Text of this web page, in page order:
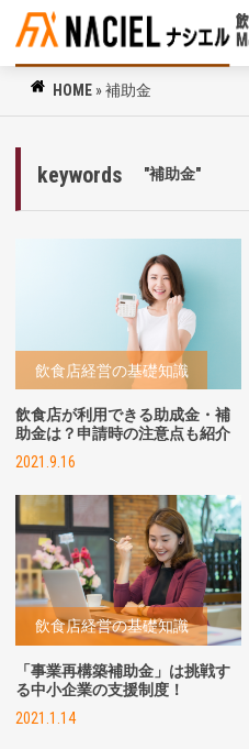
HOME »補助金
keywords "補助金"
飲食店経営の基礎知識
飲食店が利用できる助成金・補
助金は？申請時の注意点も紹介
2021.9.16
飲食店経営の基礎知識
「事業再構築補助金」は挑戦す
る中小企業の支援制度！
2021.1.14